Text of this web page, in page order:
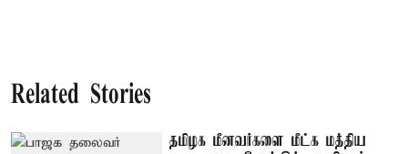
Related Stories
தமிழக மீனவர்களை மீட்க மத்திய